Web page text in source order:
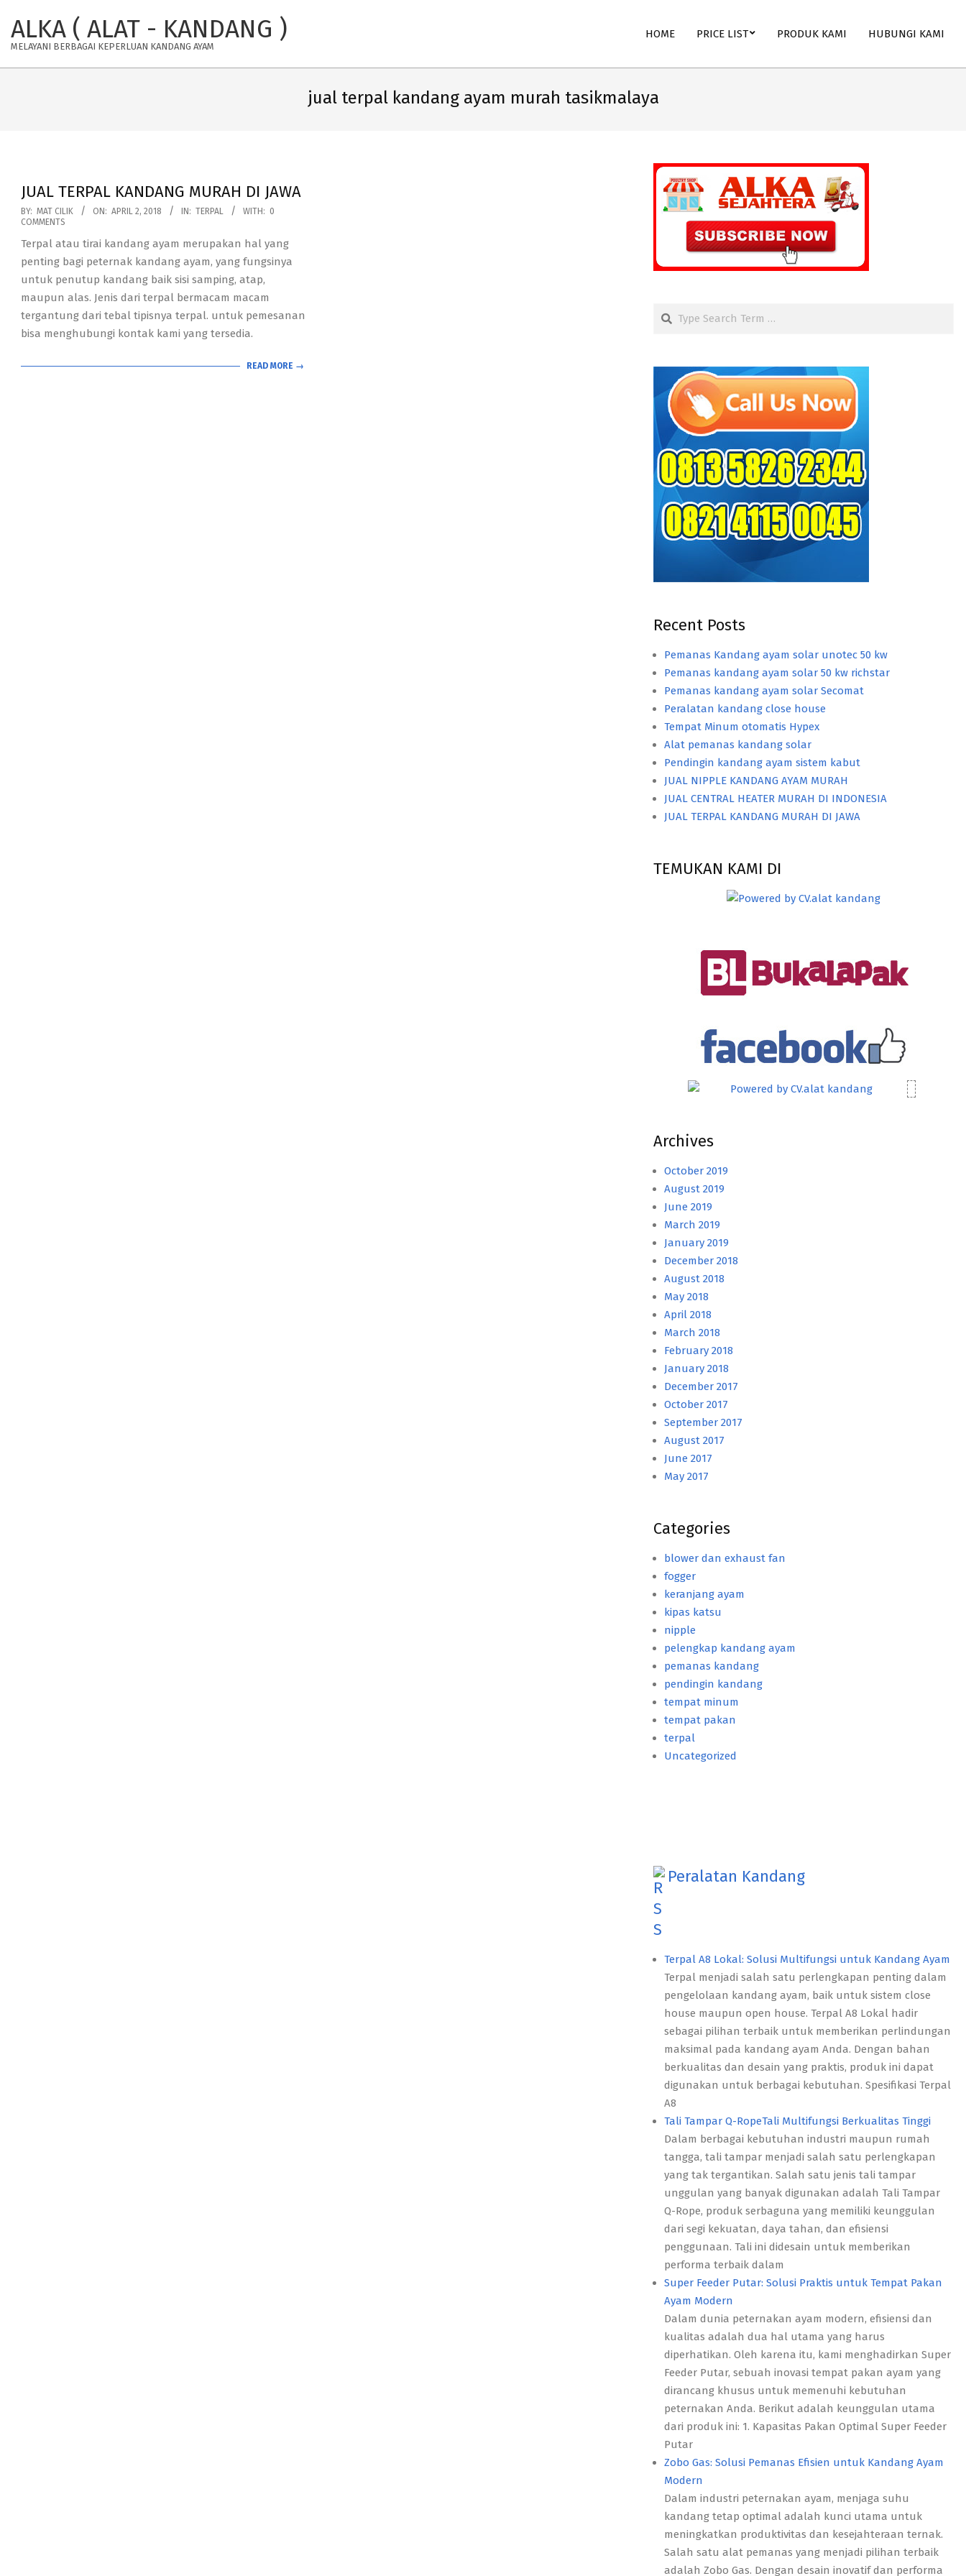
content
ALKA ( ALAT - KANDANG )
MELAYANI BERBAGAI KEPERLUAN KANDANG AYAM
HOME PRICE LIST PRODUK KAMI HUBUNGI KAMI
jual terpal kandang ayam murah tasikmalaya
JUAL TERPAL KANDANG MURAH DI JAWA
2018-
04-
02
BY: MAT CILIK ON: APRIL 2, 2018 IN: TERPAL WITH: 0
COMMENTS
Terpal atau tirai kandang ayam merupakan hal yang
penting bagi peternak kandang ayam, yang fungsinya
untuk penutup kandang baik sisi samping, atap,
maupun alas. Jenis dari terpal bermacam macam
tergantung dari tebal tipisnya terpal. untuk pemesanan
bisa menghubungi kontak kami yang tersedia.
READ MORE →
Search
Recent Posts
Pemanas Kandang ayam solar unotec 50 kw
Pemanas kandang ayam solar 50 kw richstar
Pemanas kandang ayam solar Secomat
Peralatan kandang close house
Tempat Minum otomatis Hypex
Alat pemanas kandang solar
Pendingin kandang ayam sistem kabut
JUAL NIPPLE KANDANG AYAM MURAH
JUAL CENTRAL HEATER MURAH DI INDONESIA
JUAL TERPAL KANDANG MURAH DI JAWA
TEMUKAN KAMI DI
Archives
October 2019
August 2019
June 2019
March 2019
January 2019
December 2018
August 2018
May 2018
April 2018
March 2018
February 2018
January 2018
December 2017
October 2017
September 2017
August 2017
June 2017
May 2017
Categories
blower dan exhaust fan
fogger
keranjang ayam
kipas katsu
nipple
pelengkap kandang ayam
pemanas kandang
pendingin kandang
tempat minum
tempat pakan
terpal
Uncategorized
Peralatan Kandang
Terpal A8 Lokal: Solusi Multifungsi untuk Kandang Ayam
Terpal menjadi salah satu perlengkapan penting dalam
pengelolaan kandang ayam, baik untuk sistem close
house maupun open house. Terpal A8 Lokal hadir
sebagai pilihan terbaik untuk memberikan perlindungan
maksimal pada kandang ayam Anda. Dengan bahan
berkualitas dan desain yang praktis, produk ini dapat
digunakan untuk berbagai kebutuhan. Spesifikasi Terpal
A8
Tali Tampar Q-RopeTali Multifungsi Berkualitas Tinggi
Dalam berbagai kebutuhan industri maupun rumah
tangga, tali tampar menjadi salah satu perlengkapan
yang tak tergantikan. Salah satu jenis tali tampar
unggulan yang banyak digunakan adalah Tali Tampar
Q-Rope, produk serbaguna yang memiliki keunggulan
dari segi kekuatan, daya tahan, dan efisiensi
penggunaan. Tali ini didesain untuk memberikan
performa terbaik dalam
Super Feeder Putar: Solusi Praktis untuk Tempat Pakan
Ayam Modern
Dalam dunia peternakan ayam modern, efisiensi dan
kualitas adalah dua hal utama yang harus
diperhatikan. Oleh karena itu, kami menghadirkan Super
Feeder Putar, sebuah inovasi tempat pakan ayam yang
dirancang khusus untuk memenuhi kebutuhan
peternakan Anda. Berikut adalah keunggulan utama
dari produk ini: 1. Kapasitas Pakan Optimal Super Feeder
Putar
Zobo Gas: Solusi Pemanas Efisien untuk Kandang Ayam
Modern
Dalam industri peternakan ayam, menjaga suhu
kandang tetap optimal adalah kunci utama untuk
meningkatkan produktivitas dan kesejahteraan ternak.
Salah satu alat pemanas yang menjadi pilihan terbaik
adalah Zobo Gas. Dengan desain inovatif dan performa